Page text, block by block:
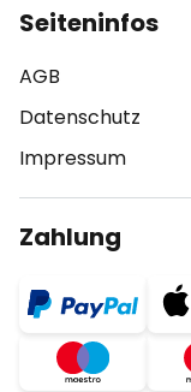
Seiteninfos
AGB
Datenschutz
Impressum
Zahlung